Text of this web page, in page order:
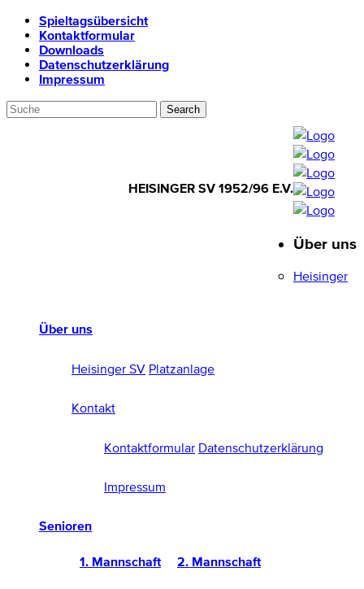
Spieltagsübersicht
Kontaktformular
Downloads
Datenschutzerklärung
Impressum
HEISINGER SV 1952/96 E.V.
1952/96 E.V.
Über uns
Heisinger SV Platzanlage
Kontakt
Kontaktformular Datenschutzerklärung
Impressum
Senioren
1. Mannschaft 2. Mannschaft
Über uns
Heisinger